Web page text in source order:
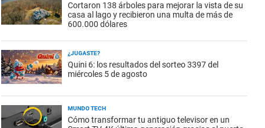
Cortaron 138 árboles para mejorar la vista de su
casa al lago y recibieron una multa de más de
600.000 dólares
¿JUGASTE?
Quini 6: los resultados del sorteo 3397 del
miércoles 5 de agosto
MUNDO TECH
Cómo transformar tu antiguo televisor en un